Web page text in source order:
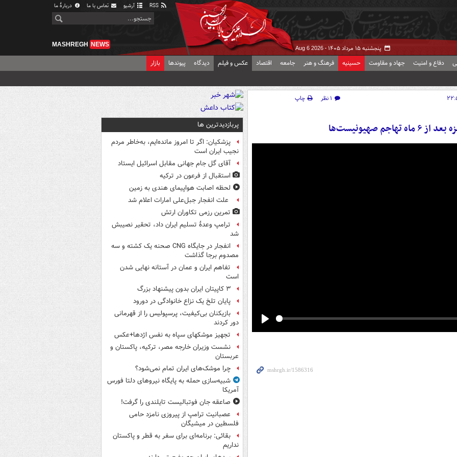
آرشیو تماس با ما دربارهٔ ما
پنجشنبه ۱۵ مرداد ۱۴۰۵ - Aug 6 2026
MASHREGH NEWS
دفاع و امنیت جهاد و مقاومت حسینیه فرهنگ و هنر جامعه اقتصاد عکس و فیلم دیدگاه پیوندها بازار
۱ نظر
چاپ
صهیونیست‌ها پربازدیدترین ها
پزشکیان: اگر تا امروز مانده‌ایم، به‌خاطر مردم
نجیب ایران است
آقای گل جام جهانی مقابل اسرائیل ایستاد
استقبال از فرعون در ترکیه
لحظه اصابت هواپیمای هندی به زمین
علت انفجار جبل‌علی امارات اعلام شد
تمرین رزمی تکاوران ارتش
ترامپ وعدۀ تسلیم ایران داد، تحقیر نصیبش
شد
انفجار در جایگاه CNG صحنه یک کشته و سه
مصدوم برجا گذاشت
تفاهم ایران و عمان در آستانه نهایی شدن
است
۳ کاپیتان ایران بدون پیشنهاد بزرگ
پایان تلخ یک نزاع خانوادگی در دورود
بازیکنان بی‌کیفیت، پرسپولیس را از قهرمانی
دور کردند
تجهیز موشکهای سپاه به نفس اژدها+عکس
نشست وزیران خارجه مصر، ترکیه، پاکستان و
عربستان
چرا موشک‌های ایران تمام نمی‌شود؟
شبیه‌سازی حمله به پایگاه نیروهای دلتا فورس
آمریکا
صاعقه جان فوتبالیست تایلندی را گرفت!
عصبانیت ترامپ از پیروزی نامزد حامی
فلسطین در میشیگان
بقائی: برنامه‌ای برای سفر به قطر و پاکستان
نداریم